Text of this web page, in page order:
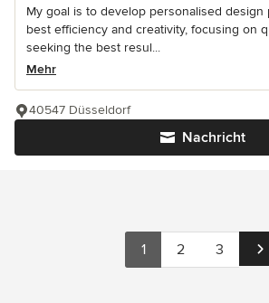
My goal is to develop personalised
best efficiency and creativity, focusing on
seeking the best resul...
Mehr
Nachricht
40547 Düsseldorf
1 2 3